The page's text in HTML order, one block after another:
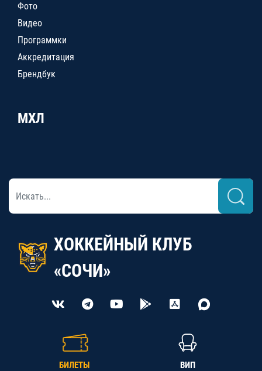
Фото
Видео
Программки
Аккредитация
Брендбук
МХЛ
ХОККЕЙНЫЙ КЛУБ
«СОЧИ»
БИЛЕТЫ ВИП